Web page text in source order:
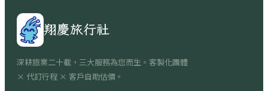
翔慶旅行社
深耕旅業二十載，三大服務為您而生。客製化團體
× 代訂行程 × 客戶自助估價。